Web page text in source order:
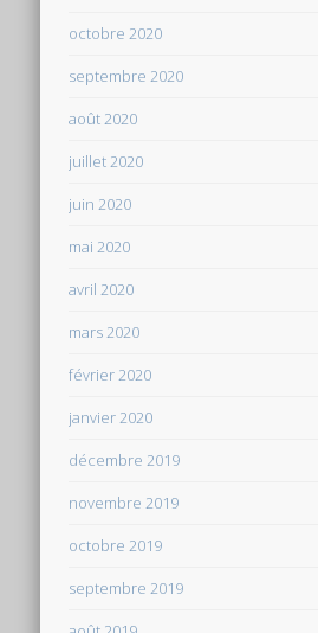
octobre 2020
septembre 2020
août 2020
juillet 2020
juin 2020
mai 2020
avril 2020
mars 2020
février 2020
janvier 2020
décembre 2019
novembre 2019
octobre 2019
septembre 2019